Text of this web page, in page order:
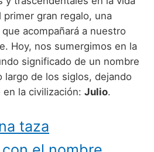
que empiezan por E
que empiezan por F
que empiezan por G
que empiezan por H
que empiezan por J
de Niño Baleares
de Niño Canarios
de Niño Cantabros
de Niño Castellanos
Niño Extremeños
de Niño Egipcios
de Niño Griegos
de Niño Mitologicos
de Niño Romanos
Niño Americanos
de Niño Arabes
de Niño Chinos
de Niño Franceses
de Niño Ingleses
gran regalo, una
acompañará a nuestro
Hoy, nos sumergimos en la
significado de un nombre
largo de los siglos, dejando
la civilización: Julio.
taza